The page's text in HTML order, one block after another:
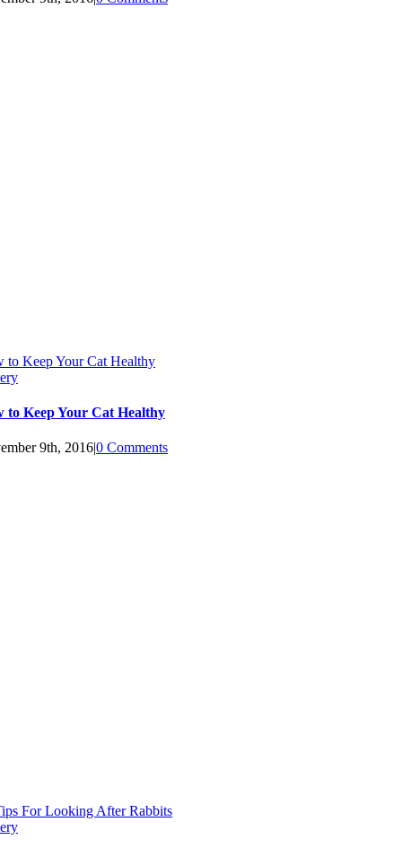
to Keep Your Cat Healthy
to Keep Your Cat Healthy
9th, 2016|0 Comments
For Looking After Rabbits